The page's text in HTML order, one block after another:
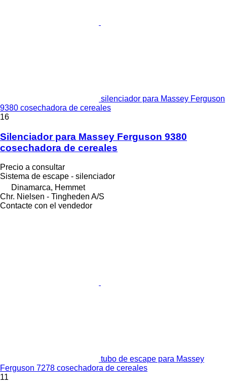
silenciador para Massey Ferguson
9380 cosechadora de cereales
16
Silenciador para Massey Ferguson 9380
cosechadora de cereales
Precio a consultar
Sistema de escape - silenciador
Dinamarca, Hemmet
Chr. Nielsen - Tingheden A/S
Contacte con el vendedor
tubo de escape para Massey
Ferguson 7278 cosechadora de cereales
11